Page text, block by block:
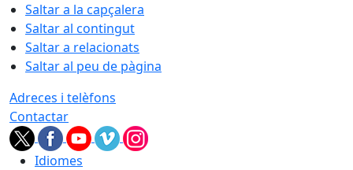
Saltar a la capçalera
Saltar al contingut
Saltar a relacionats
Saltar al peu de pàgina
Adreces i telèfons
Contactar
Idiomes